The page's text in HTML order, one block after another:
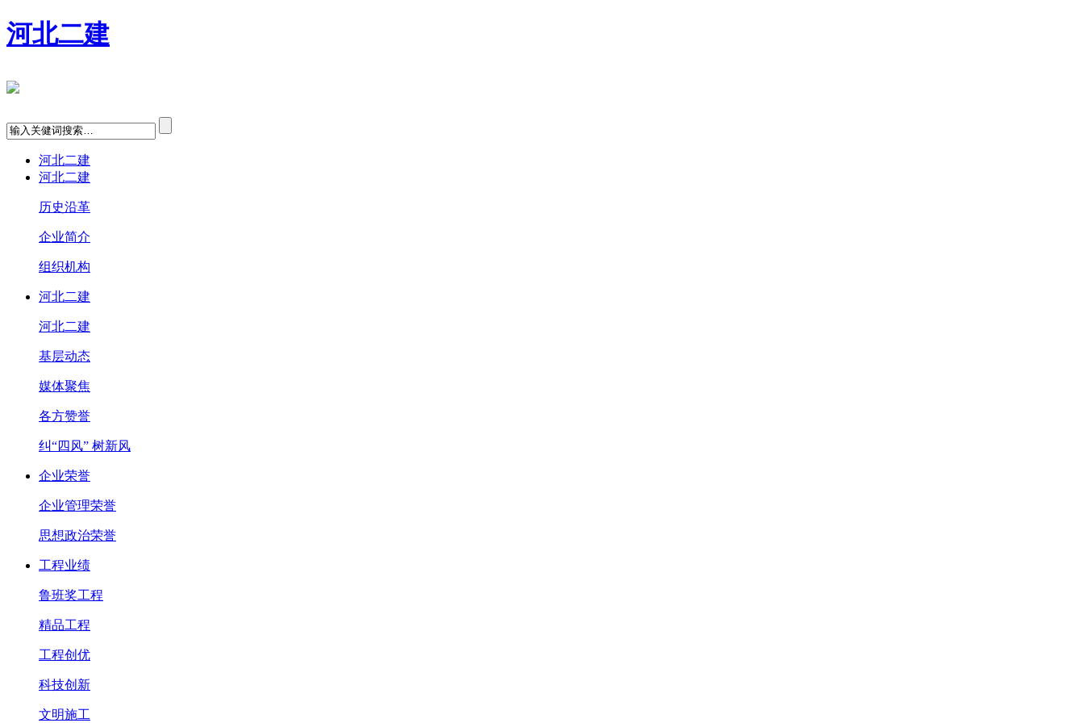
河北二建
河北二建
河北二建
历史沿革
企业简介
组织机构
河北二建
河北二建
基层动态
媒体聚焦
各方赞誉
纠“四风” 树新风
企业荣誉
企业管理荣誉
思想政治荣誉
工程业绩
鲁班奖工程
精品工程
工程创优
科技创新
文明施工